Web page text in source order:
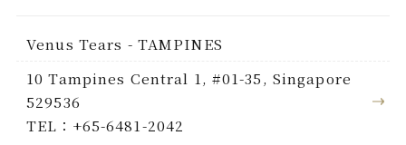
Venus Tears - TAMPINES
10 Tampines Central 1, #01-35, Singapore
529536
TEL：+65-6481-2042